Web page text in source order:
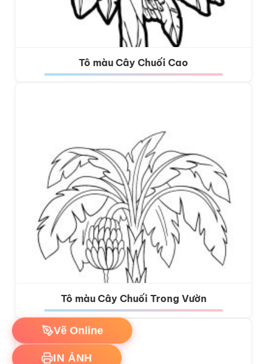
Tô màu Cây Chuối Cao
Tô màu Cây Chuối Trong Vườn
Vẽ Online
IN ẢNH